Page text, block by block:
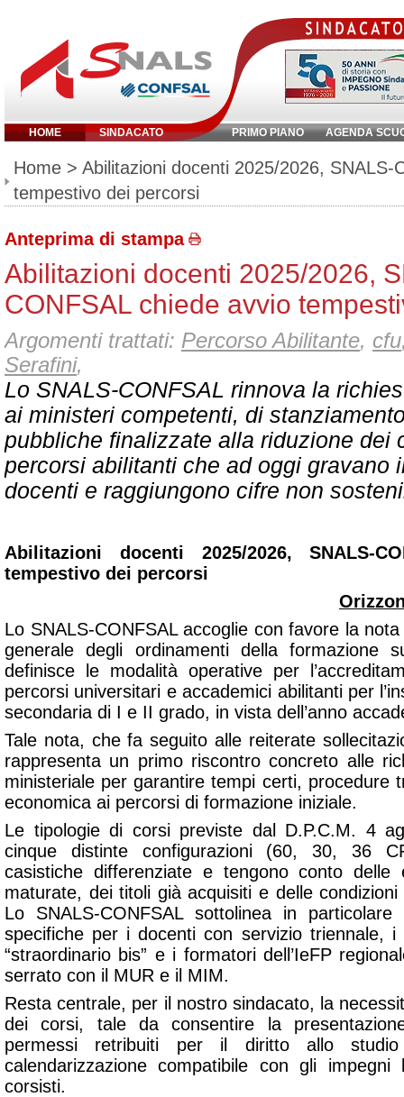
HOME SINDACATO PRIMO PIANO AGENDA
Inserisci parola chiave:
Home > Abilitazioni docenti 2025/2026, SNALS-
tempestivo dei percorsi
Anteprima di stampa
Abilitazioni docenti 2025/2026,
CONFSAL chiede avvio
Argomenti trattati: Percorso Abilitante, cfu
Serafini,
Lo SNALS-CONFSAL rinnova la
ai ministeri competenti, di
pubbliche finalizzate alla riduzione dei
percorsi abilitanti che ad oggi gravano
docenti e raggiungono cifre non
Abilitazioni docenti 2025/2026, SNALS-
tempestivo dei percorsi
Lo SNALS-CONFSAL accoglie con favore la
generale degli ordinamenti della formazione
definisce le modalità operative per
percorsi universitari e accademici abilitanti per
secondaria di I e II grado, in vista dell’anno
Tale nota, che fa seguito alle reiterate
rappresenta un primo riscontro concreto alle
ministeriale per garantire tempi certi, procedure
economica ai percorsi di formazione iniziale.
Le tipologie di corsi previste dal D.P.C.M. 4
cinque distinte configurazioni (60, 30, 36
casistiche differenziate e tengono conto delle
maturate, dei titoli già acquisiti e delle
Lo SNALS-CONFSAL sottolinea in particolare
specifiche per i docenti con servizio triennale, i
“straordinario bis” e i formatori dell’IeFP
serrato con il MUR e il MIM.
Resta centrale, per il nostro sindacato, la
dei corsi, tale da consentire la
permessi retribuiti per il diritto allo
calendarizzazione compatibile con gli
corsisti.